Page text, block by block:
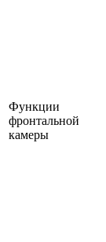
Функции
фронтальной
камеры